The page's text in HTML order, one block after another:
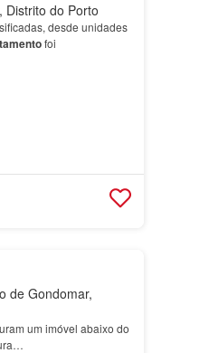
Distrito do Porto
desde unidades
foi
de Gondomar,
um imóvel abaixo do